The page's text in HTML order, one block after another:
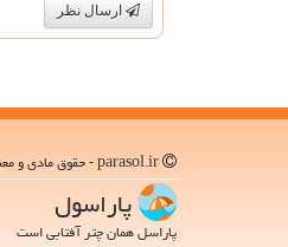
ارسال نظر
پاراسول
پاراسل همان چتر آفتابی است